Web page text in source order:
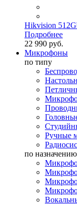
Hikvision
Подробнее
22 990 руб.
Микрофоны
по типу
Ручные
по назначению